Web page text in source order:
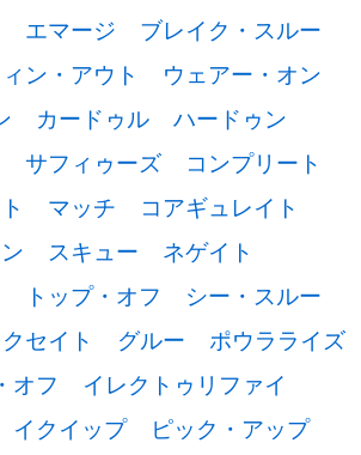
エマージ
ブレイク・スルー
ン・アウト
ウェアー・オン
カードゥル
ハードゥン
サフィゥーズ
コンプリート
マッチ
コアギュレイト
スキュー
ネゲイト
トップ・オフ
シー・スルー
セイト グルー
ポウラライズ
オフ
イレクトゥリファイ
イクイップ
ピック・アップ